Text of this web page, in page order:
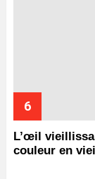
L’œil
couleur en